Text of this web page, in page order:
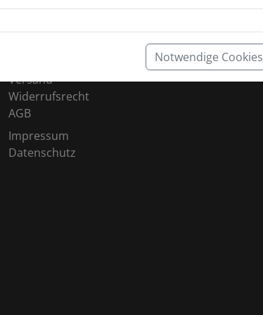
Versand
Widerrufsrecht
AGB
Impressum
Datenschutz
Notwendige Cookies